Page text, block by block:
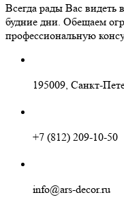
Всегда рады Вас видеть
будние дни. Обещаем
профессиональную
195009, Санкт-
+7 (812) 209-10-50
info@ars-decor.ru